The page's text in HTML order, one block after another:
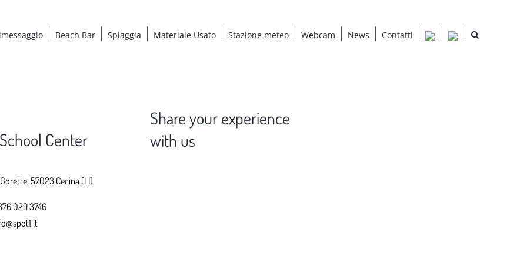
Beach Bar Spiaggia Materiale Usato Stazione meteo Webcam News Contatti
Center
57023 Cecina (LI)
029 3746
Share your experience
with us